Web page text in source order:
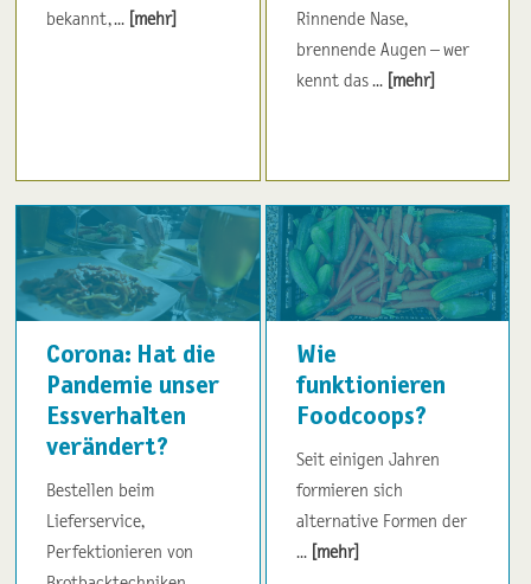
bekannt, ... [mehr]
Rinnende Nase,
brennende Augen – wer
kennt das ... [mehr]
Corona: Hat die
Pandemie unser
Essverhalten
verändert?
Bestellen beim
Lieferservice,
Perfektionieren von
Wie
funktionieren
Foodcoops?
Seit einigen Jahren
formieren sich
alternative Formen der
... [mehr]